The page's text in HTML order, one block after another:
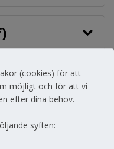
(cookies) för att
möjligt och för att vi
efter dina behov.
syften: